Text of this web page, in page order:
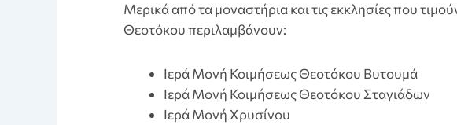
Μερικά από τα μοναστήρια και τις εκκλησίες που
Θεοτόκου περιλαμβάνουν:
Ιερά Μονή Κοιμήσεως Θεοτόκου Βυτουμά
Ιερά Μονή Κοιμήσεως Θεοτόκου Σταγιάδων
Ιερά Μονή Χρυσίνου